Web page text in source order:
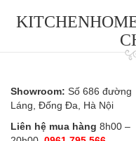
Showroom: Số 686 đường
Láng, Đống Đa, Hà Nội
Liên hệ mua hàng 8h00 –